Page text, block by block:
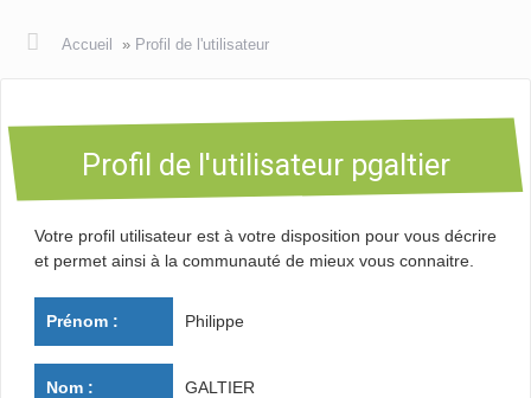
Devenir participant
Programme d'actions
Contribuer
Accueil » Profil de l'utilisateur
Profil de l'utilisateur pgaltier
Votre profil utilisateur est à votre disposition pour vous décrire
et permet ainsi à la communauté de mieux vous connaitre.
Prénom : Philippe
Nom : GALTIER